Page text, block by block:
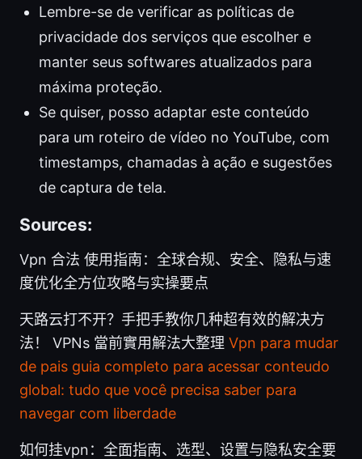
Lembre-se de verificar as políticas de
privacidade dos serviços que escolher e
manter seus softwares atualizados para
máxima proteção.
Se quiser, posso adaptar este conteúdo
para um roteiro de vídeo no YouTube, com
timestamps, chamadas à ação e sugestões
de captura de tela.
Sources:
Vpn 合法 使用指南：全球合规、安全、隐私与速
度优化全方位攻略与实操要点
天路云打不开？手把手教你几种超有效的解决方
法！ VPNs 當前實用解法大整理 Vpn para mudar
de pais guia completo para acessar conteudo
global: tudo que você precisa saber para
navegar com liberdade
如何挂vpn：全面指南、选型、设置与隐私安全要